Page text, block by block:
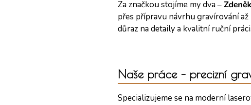
Za značkou stojíme my dva –Zdeněk
přes přípravu návrhu gravírování
důraz na detaily a kvalitní ruční práci.
Naše práce – precizní
Specializujeme se na moderní